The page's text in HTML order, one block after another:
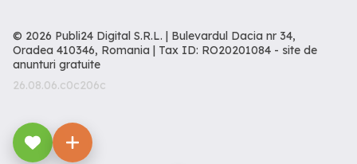
© 2026 Publi24 Digital S.R.L. | Bulevardul Dacia nr 34,
Oradea 410346, Romania | Tax ID: RO20201084 - site de
anunturi gratuite
26.08.06.c0c206c